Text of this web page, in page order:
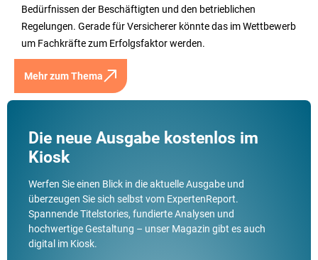
Bedürfnissen der Beschäftigten und den betrieblichen
Regelungen. Gerade für Versicherer könnte das im Wettbewerb
um Fachkräfte zum Erfolgsfaktor werden.
Mehr zum Thema
Die neue Ausgabe kostenlos im
Kiosk
Werfen Sie einen Blick in die aktuelle Ausgabe und
überzeugen Sie sich selbst vom ExpertenReport.
Spannende Titelstories, fundierte Analysen und
hochwertige Gestaltung – unser Magazin gibt es auch
digital im Kiosk.